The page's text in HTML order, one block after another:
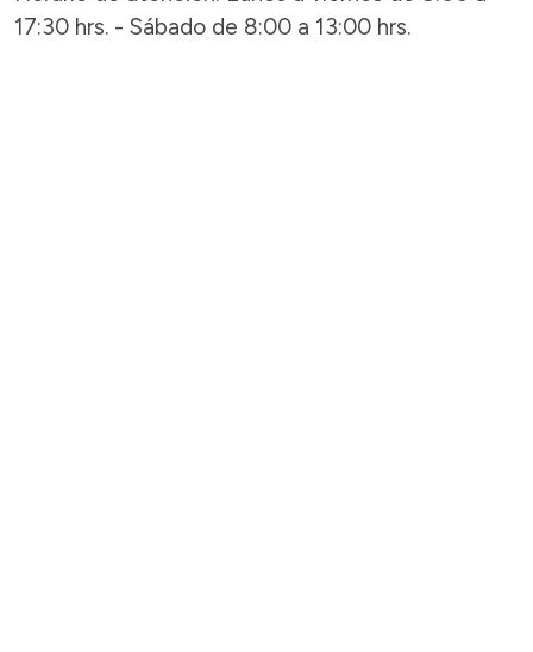
17:30 hrs. - Sábado de 8:00 a 13:00 hrs.